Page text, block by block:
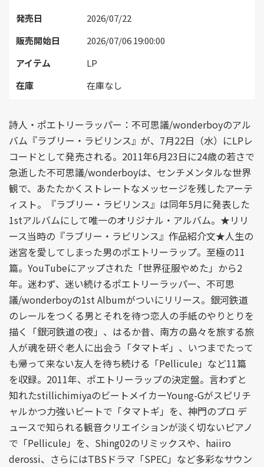
発売日
2026/07/22
販売開始日
2026/07/06 19:00:00
アイテム
LP
在庫
在庫なし
詩人・ポエトリーラッパー：不可思議/wonderboyのアル
バム『ラブリー・ラビリンス』が、7月22日（水）にLPレ
コードとして発売される。2011年6月23日に24歳の若さで
急逝した不可思議/wonderboyは、センチメンタルな世界
観で、あたたかくストレートなメッセージを残したアーテ
ィスト。『ラブリー・ラビリンス』は同年5月に発表した
1stアルバムにして唯一のオリジナル・アルバム。★リリ
ース当時の『ラブリー・ラビリンス』作品紹介文★人生の
迷宮を愛してしまった男のポエトリーラップ。至極の11
篇。YouTubeにアップされた「世界征服やめた」から2
年。迷わず、迷い続けるポエトリーラッパー、不可思
議/wonderboyの1st Albumがついにリリース。銀河鉄道
のレールをつくる男とそれを待つ恋人の手紙のやりとりを
描く「銀河鉄道の夜」、はるか昔、南方の島々を旅する旅
人が魂を研ぐ老人に出会う「タマトギ」、いつまでたって
も帰って来ない友人を待ち続ける「Pellicule」など11篇
を収録。2011年、ポエトリーラップの決定盤。言わずと
知れたstillichimiyaのビートメイカーYoung-Gがスピリチ
ャルかつ力強いビートで「タマトギ」を、神門のプロ デ
ュースで知られる観音クリエイションが淡く切ないピアノ
で「Pellicule」を、Shing02のリミックスや、haiiro
derossi、さらにはTBSドラマ「SPEC」など多彩なサウン